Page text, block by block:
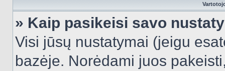
» Kaip pasikeisi savo
Visi jūsų nustatymai (jeigu
bazėje. Norėdami juos